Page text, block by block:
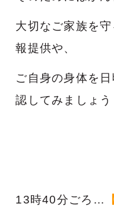
大切なご家族を
報提供や、
ご自身の身体を
認してみましょう
13時40分ごろ…